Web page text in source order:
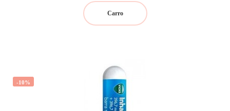
Carro
-10%